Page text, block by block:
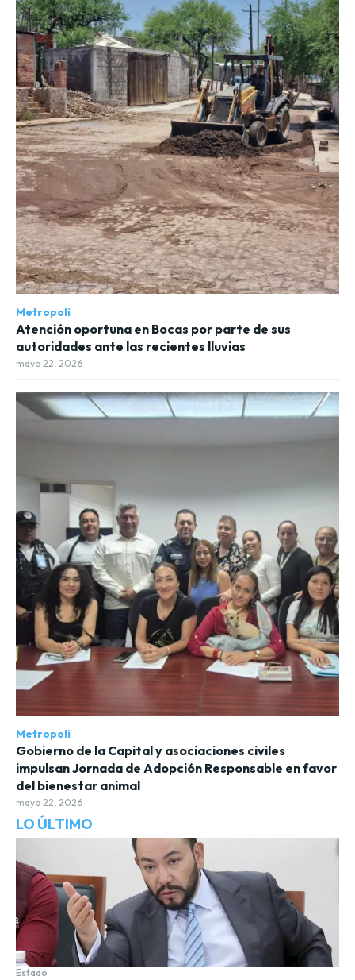
LO ÚLTIMO
Estado
Metropoli
Atención oportuna en Bocas por parte de sus
autoridades ante las recientes lluvias
mayo 22, 2026
Metropoli
Gobierno de la Capital y asociaciones civiles
impulsan Jornada de Adopción Responsable en favor
del bienestar animal
mayo 22, 2026